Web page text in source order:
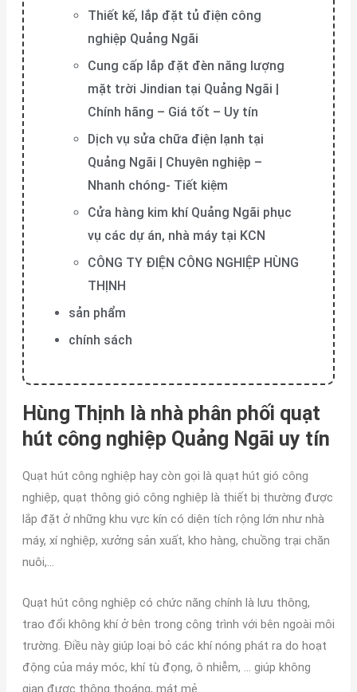
Thiết kế, lắp đặt tủ điện công
nghiệp Quảng Ngãi
Cung cấp lắp đặt đèn năng lượng
mặt trời Jindian tại Quảng Ngãi |
Chính hãng – Giá tốt – Uy tín
Dịch vụ sửa chữa điện lạnh tại
Quảng Ngãi | Chuyên nghiệp –
Nhanh chóng- Tiết kiệm
Cửa hàng kim khí Quảng Ngãi phục
vụ các dự án, nhà máy tại KCN
CÔNG TY ĐIỆN CÔNG NGHIỆP HÙNG
THỊNH
sản phẩm
chính sách
Hùng Thịnh là nhà phân phối quạt
hút công nghiệp Quảng Ngãi uy tín
Quạt hút công nghiệp hay còn gọi là quạt hút gió công
nghiệp, quạt thông gió công nghiệp là thiết bị thường được
lắp đặt ở những khu vực kín có diện tích rộng lớn như nhà
máy, xí nghiệp, xưởng sản xuất, kho hàng, chuồng trại chăn
nuôi,…
Quạt hút công nghiệp có chức năng chính là lưu thông,
trao đổi không khí ở bên trong công trình với bên ngoài môi
trường. Điều này giúp loại bỏ các khí nóng phát ra do hoạt
động của máy móc, khí tù đọng, ô nhiễm, … giúp không
gian được thông thoáng, mát mẻ.